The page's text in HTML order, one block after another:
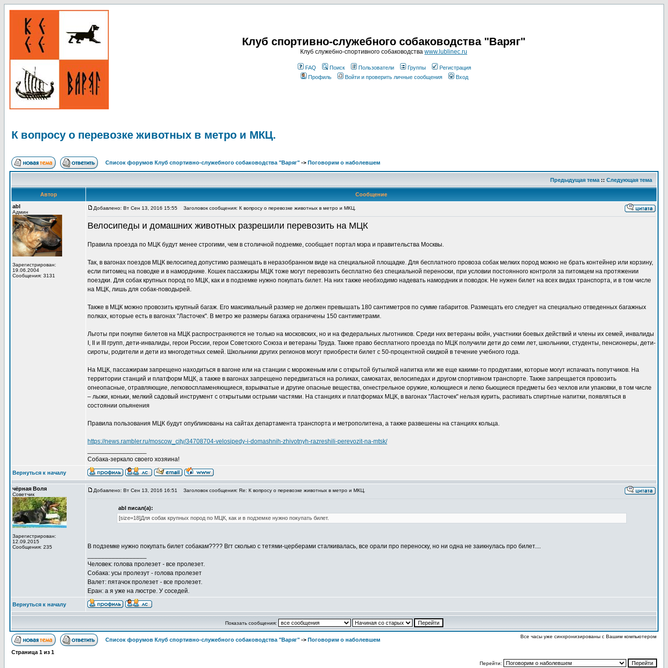
Клуб спортивно-служебного собаководства "Варяг"
Клуб служебно-спортивного собаководства www.lublinec.ru
FAQ Поиск Пользователи Группы
Регистрация
Профиль
Войти и проверить личные сообщения Вход
К вопросу о перевозке животных в метро и МКЦ.
Список форумов Клуб спортивно-служебного собаководства "Варяг" -> Поговорим о наболевшем
Предыдущая тема :: Следующая тема
Автор
Сообщение
abl
Админ
Зарегистрирован:
19.06.2004
Сообщения: 3131
Добавлено: Вт Сен 13, 2016 15:55 Заголовок сообщения: К вопросу о перевозке животных в метро и МКЦ.
Велосипеды и домашних животных разрешили перевозить на МЦК
Правила проезда по МЦК будут менее строгими, чем в столичной подземке, сообщает портал мэра и правительства Москвы.
Так, в вагонах поездов МЦК велосипед допустимо размещать в неразобранном виде на специальной площадке. Для бесплатного провоза собак мелких пород можно не брать контейнер или корзину,
если питомец на поводке и в наморднике. Кошек пассажиры МЦК тоже могут перевозить бесплатно без специальной переноски, при условии постоянного контроля за питомцем на протяжении
поездки. Для собак крупных пород по МЦК, как и в подземке нужно покупать билет. На них также необходимо надевать намордник и поводок. Не нужен билет на всех видах транспорта, и в том числе
на МЦК, лишь для собак-поводырей.
Также в МЦК можно провозить крупный багаж. Его максимальный размер не должен превышать 180 сантиметров по сумме габаритов. Размещать его следует на специально отведенных багажных
полках, которые есть в вагонах "Ласточек". В метро же размеры багажа ограничены 150 сантиметрами.
Льготы при покупке билетов на МЦК распространяются не только на московских, но и на федеральных льготников. Среди них ветераны войн, участники боевых действий и члены их семей, инвалиды
I, II и III групп, дети-инвалиды, герои России, герои Советского Союза и ветераны Труда. Также право бесплатного проезда по МЦК получили дети до семи лет, школьники, студенты, пенсионеры, дети-
сироты, родители и дети из многодетных семей. Школьники других регионов могут приобрести билет с 50-процентной скидкой в течение учебного года.
На МЦК, пассажирам запрещено находиться в вагоне или на станции с мороженым или с открытой бутылкой напитка или же еще какими-то продуктами, которые могут испачкать попутчиков. На
территории станций и платформ МЦК, а также в вагонах запрещено передвигаться на роликах, самокатах, велосипедах и другом спортивном транспорте. Также запрещается провозить
огнеопасные, отравляющие, легковоспламеняющиеся, взрывчатые и другие опасные вещества, огнестрельное оружие, колющиеся и легко бьющиеся предметы без чехлов или упаковки, в том числе
– лыжи, коньки, мелкий садовый инструмент с открытыми острыми частями. На станциях и платформах МЦК, в вагонах "Ласточек" нельзя курить, распивать спиртные напитки, появляться в
состоянии опьянения
Правила пользования МЦК будут опубликованы на сайтах департамента транспорта и метрополитена, а также развешены на станциях кольца.
https://news.rambler.ru/moscow_city/34708704-velosipedy-i-domashnih-zhivotnyh-razreshili-perevozit-na-mtsk/
Собака-зеркало своего хозяина!
Вернуться к началу
чёрная Воля
Советчик
Зарегистрирован:
12.09.2015
Сообщения: 235
Добавлено: Вт Сен 13, 2016 16:51 Заголовок сообщения: Re: К вопросу о перевозке животных в метро и МКЦ.
abl писал(а):
[size=18]Для собак крупных пород по МЦК, как и в подземке нужно покупать билет.
В подземке нужно покупать билет собакам???? Вгт сколько с тетями-церберами сталкивалась, все орали про переноску, но ни одна не заикнулась про билет....
Человек: голова пролезет - все пролезет.
Собака: усы пролезут - голова пролезет
Валет: пятачок пролезет - все пролезет.
Еран: а я уже на люстре. У соседей.
Вернуться к началу
Показать сообщения:
Список форумов Клуб спортивно-служебного собаководства "Варяг" -> Поговорим о наболевшем
Все часы уже синхронизированы с Вашим компьютером
Страница 1 из 1
Перейти: